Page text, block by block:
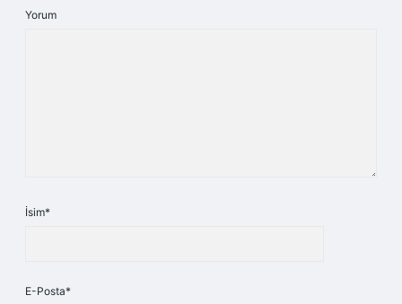
Yorum
İsim*
E-Posta*